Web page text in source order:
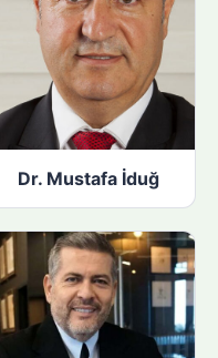
Dr. Mustafa İduğ